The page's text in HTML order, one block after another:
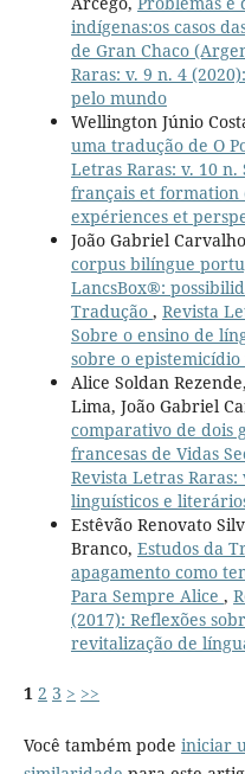
indígenas:os casos
de Gran Chaco
Raras: v. 9 n. 4
pelo mundo
Wellington Júnio
uma tradução de O
Letras Raras: v. 10
français et formation
expériences et
João Gabriel
corpus bilíngue
LancsBox®:
Tradução , Revista
Sobre o ensino de
sobre o epistemicídio
Alice Soldan
Lima, João Gabriel
comparativo de dois
francesas de Vidas
Revista Letras Raras:
linguísticos e
Estêvão Renovato
Branco, Estudos da
apagamento como
Para Sempre Alice ,
(2017): Reflexões
revitalização de
1 2 3 > >>
Você também pode iniciar